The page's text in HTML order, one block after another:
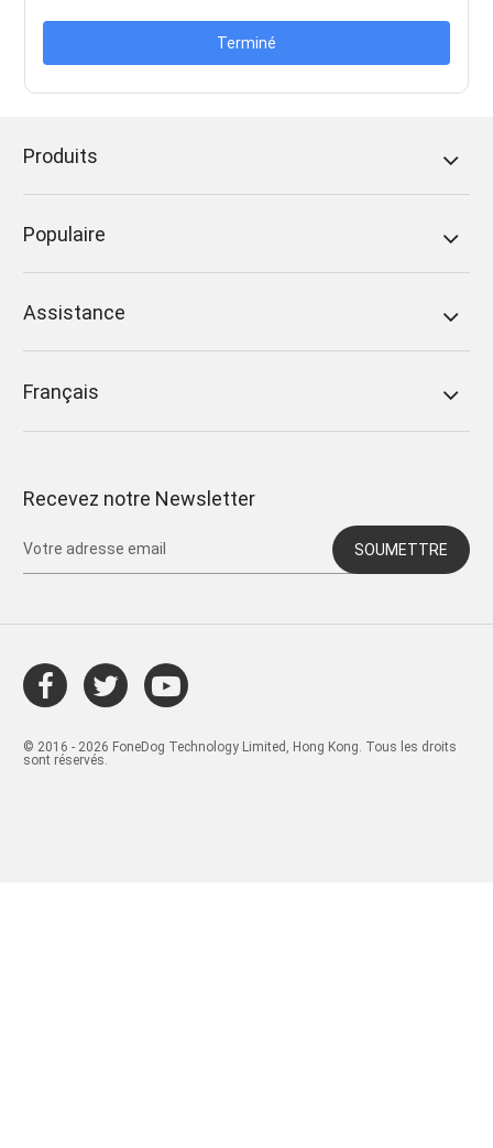
Terminé
Produits
Populaire
Assistance
Français
Recevez notre Newsletter
SOUMETTRE
© 2016 - 2026 FoneDog Technology Limited, Hong Kong. Tous les droits
sont réservés.